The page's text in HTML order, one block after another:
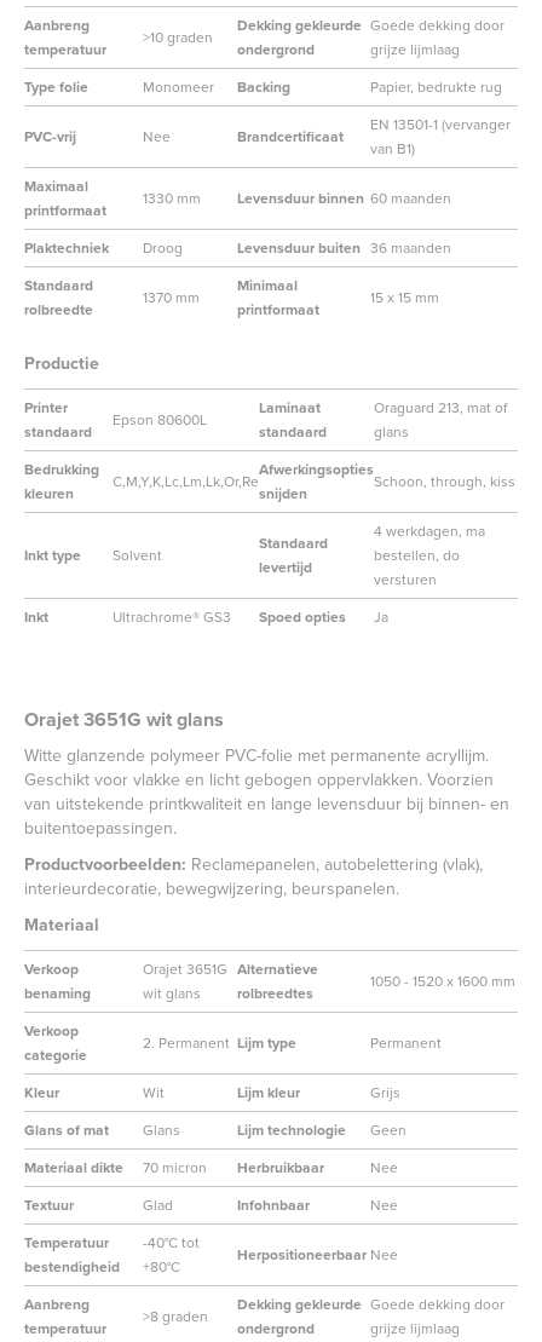
Aanbreng
temperatuur
>10 graden
Dekking gekleurde
ondergrond
Goede dekking door
grijze lijmlaag
Type folie
Monomeer Backing Papier, bedrukte rug
PVC-vrij Nee Brandcertificaat
EN 13501-1 (vervanger
van B1)
Maximaal
printformaat
1330 mm Levensduur binnen 60 maanden
Plaktechniek Droog Levensduur buiten 36 maanden
Standaard
rolbreedte
1370 mm
Minimaal
printformaat
15 x 15 mm
Productie
Printer
standaard
Epson 80600L
Laminaat
standaard
Oraguard 213, mat of
glans
Bedrukking
kleuren
C,M,Y,K,Lc,Lm,Lk,Or,Re
Afwerkingsopties
snijden
Schoon, through, kiss
Inkt type Solvent
Standaard
levertijd
4 werkdagen, ma
bestellen, do
versturen
Inkt
Ultrachrome® GS3 Spoed opties Ja
Orajet 3651G wit glans
Witte glanzende polymeer PVC-folie met permanente acryllijm.
Geschikt voor vlakke en licht gebogen oppervlakken. Voorzien
van uitstekende printkwaliteit en lange levensduur bij binnen- en
buitentoepassingen.
Productvoorbeelden: Reclamepanelen, autobelettering (vlak),
interieurdecoratie, bewegwijzering, beurspanelen.
Materiaal
Verkoop
benaming
Orajet 3651G
wit glans
Alternatieve
rolbreedtes
1050 - 1520 x 1600 mm
Verkoop
categorie
2. Permanent Lijm type Permanent
Kleur Wit Lijm kleur
Grijs
Glans of mat
Glans Lijm technologie
Geen
Materiaal dikte
70 micron Herbruikbaar
Nee
Textuur
Glad Infohnbaar
Nee
Temperatuur
bestendigheid
-40°C tot
+80°C
Herpositioneerbaar Nee
Aanbreng
temperatuur
>8 graden
Dekking gekleurde
ondergrond
Goede dekking door
grijze lijmlaag